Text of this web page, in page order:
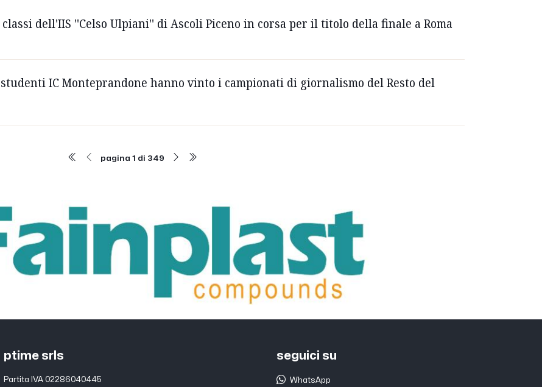
dell'IIS ''Celso Ulpiani'' di Ascoli Piceno in corsa per il titolo della finale a Roma
IC Monteprandone hanno vinto i campionati di giornalismo del Resto del
pagina 1 di 349
ptime srls
Partita IVA 02286040445
seguici su
WhatsApp